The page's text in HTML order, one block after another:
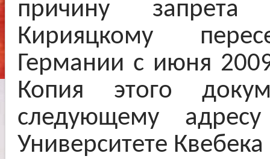
причину
Кирияцкому
Германии с июня
Копия этого
следующему
Университете Квебека